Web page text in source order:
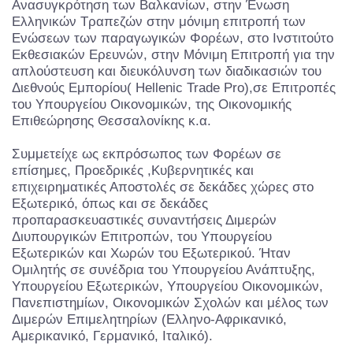
Ανασυγκρότηση των Βαλκανίων, στην Ένωση
Ελληνικών Τραπεζών στην μόνιμη επιτροπή των
Ενώσεων των παραγωγικών Φορέων, στο Ινστιτούτο
Εκθεσιακών Ερευνών, στην Μόνιμη Επιτροπή για την
απλούστευση και διευκόλυνση των διαδικασιών του
Διεθνούς Εμπορίου( Hellenic Trade Pro),σε Επιτροπές
του Υπουργείου Οικονομικών, της Οικονομικής
Επιθεώρησης Θεσσαλονίκης κ.α.
Συμμετείχε ως εκπρόσωπος των Φορέων σε
επίσημες, Προεδρικές ,Κυβερνητικές και
επιχειρηματικές Αποστολές σε δεκάδες χώρες στο
Εξωτερικό, όπως και σε δεκάδες
προπαρασκευαστικές συναντήσεις Διμερών
Διυπουργικών Επιτροπών, του Υπουργείου
Εξωτερικών και Χωρών του Εξωτερικού. Ήταν
Ομιλητής σε συνέδρια του Υπουργείου Ανάπτυξης,
Υπουργείου Εξωτερικών, Υπουργείου Οικονομικών,
Πανεπιστημίων, Οικονομικών Σχολών και μέλος των
Διμερών Επιμελητηρίων (Ελληνο-Αφρικανικό,
Αμερικανικό, Γερμανικό, Ιταλικό).